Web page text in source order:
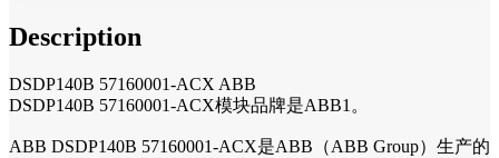
Description
DSDP140B 57160001-ACX ABB
DSDP140B 57160001-ACX模块品牌是ABB1。
ABB DSDP140B 57160001-ACX是ABB（ABB Group）生产的